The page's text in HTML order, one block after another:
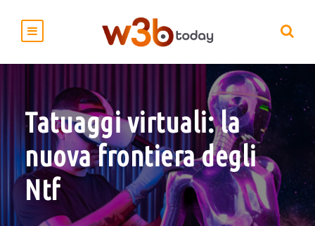
Tatuaggi virtuali: la
nuova frontiera degli
Ntf